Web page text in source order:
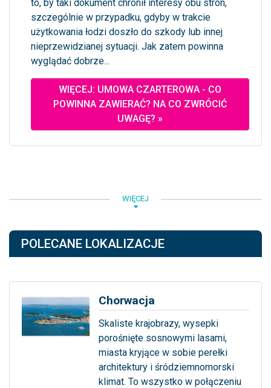
to, by taki dokument chronił interesy obu stron,
szczególnie w przypadku, gdyby w trakcie
użytkowania łodzi doszło do szkody lub innej
nieprzewidzianej sytuacji. Jak zatem powinna
wyglądać dobrze...
WIĘCEJ: UMOWA CZARTEROWA - CO
POWINNA ZAWIERAĆ? NA CO ZWRÓCIĆ
UWAGĘ? »
WIĘCEJ
POLECANE LOKALIZACJE
Chorwacja
Skaliste krajobrazy, wysepki
porośnięte sosnowymi lasami,
miasta kryjące w sobie perełki
architektury i śródziemnomorski
klimat. To wszystko w połączeniu